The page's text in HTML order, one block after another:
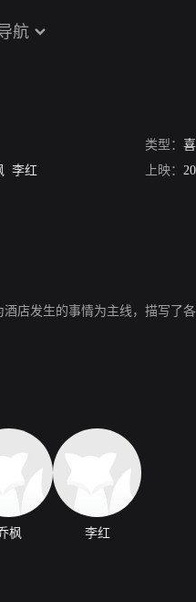
航
类型：
李红 上映：
店发生的事情为主线，描写了
枫 李红